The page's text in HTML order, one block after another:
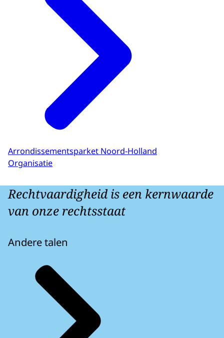
Arrondissementsparket Noord-Holland
Organisatie
Rechtvaardigheid is een kernwaarde
van onze rechtsstaat
Andere talen